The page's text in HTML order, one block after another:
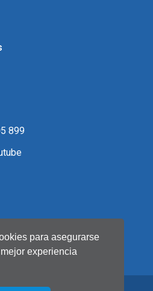
para asegurarse
experiencia
899